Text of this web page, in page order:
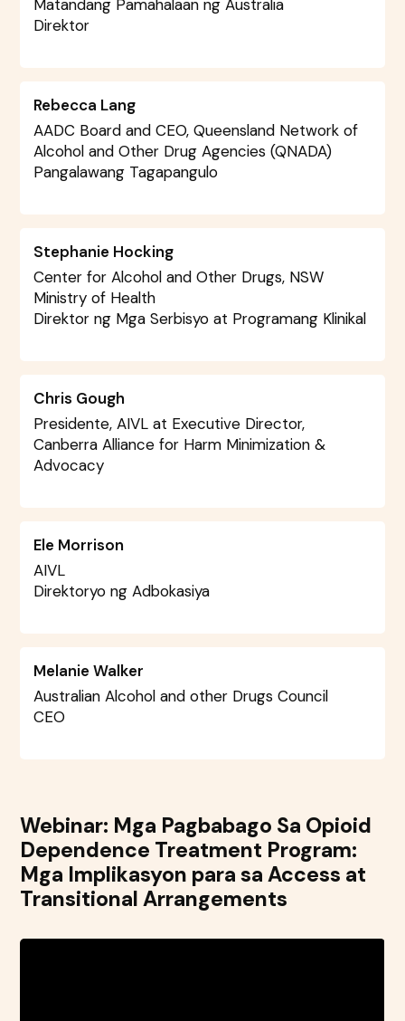
Matandang Pamahalaan ng Australia
Direktor
Rebecca Lang
AADC Board and CEO, Queensland Network of
Alcohol and Other Drug Agencies (QNADA)
Pangalawang Tagapangulo
Stephanie Hocking
Center for Alcohol and Other Drugs, NSW
Ministry of Health
Direktor ng Mga Serbisyo at Programang Klinikal
Chris Gough
Presidente, AIVL at Executive Director,
Canberra Alliance for Harm Minimization &
Advocacy
Ele Morrison
AIVL
Direktoryo ng Adbokasiya
Melanie Walker
Australian Alcohol and other Drugs Council
CEO
Webinar: Mga Pagbabago Sa Opioid
Dependence Treatment Program:
Mga Implikasyon para sa Access at
Transitional Arrangements